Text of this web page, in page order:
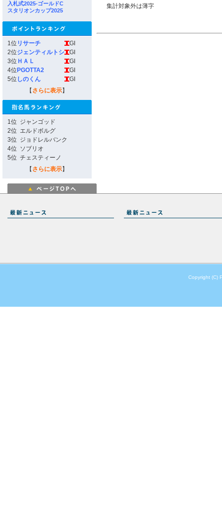
入札式2025-ゴールドC
スタリオンカップ2025
1位 リサーチ
GI
2位ジェンティルトシ
GI
3位 ＨＡＬ
GI
4位 PGOTTA2
GI
5位 しのくん
GI
【 さらに表示】
1位 ジャンゴッド
2位 エルドボルグ
3位 ジョドレルバンク
4位 ソブリオ
5位 チェスティーノ
【 さらに表示】
集計対象外は薄字
Copyright (C)